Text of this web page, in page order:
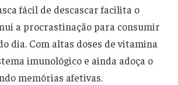
fácil de descascar facilita o
a procrastinação para consumir
dia. Com altas doses de vitamina
imunológico e ainda adoça o
memórias afetivas.